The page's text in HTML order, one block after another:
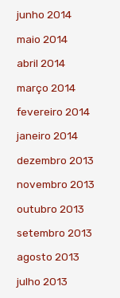
junho 2014
maio 2014
abril 2014
março 2014
fevereiro 2014
janeiro 2014
dezembro 2013
novembro 2013
outubro 2013
setembro 2013
agosto 2013
julho 2013